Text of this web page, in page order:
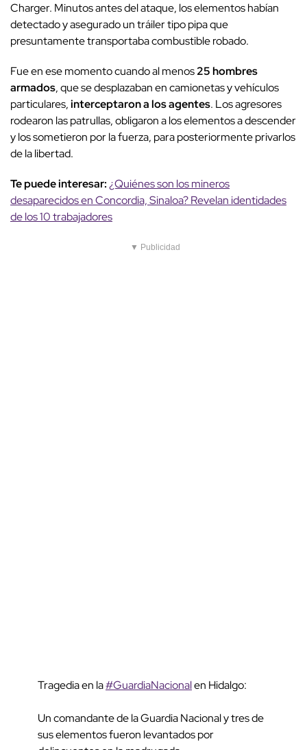
Charger. Minutos antes del ataque, los elementos habían
detectado y asegurado un tráiler tipo pipa que
presuntamente transportaba combustible robado.
Fue en ese momento cuando al menos25 hombres
armados, que se desplazaban en camionetas y vehículos
particulares,interceptaron a los agentes. Los agresores
rodearon las patrullas, obligaron a los elementos a descender
y los sometieron por la fuerza, para posteriormente privarlos
de la libertad.
Te puede interesar:¿Quiénes son los mineros
desaparecidos en Concordia, Sinaloa? Revelan identidades
de los 10 trabajadores
▼ Publicidad
Tragedia en la#GuardiaNacionalen Hidalgo:
Un comandante de la Guardia Nacional y tres de
sus elementos fueron levantados por